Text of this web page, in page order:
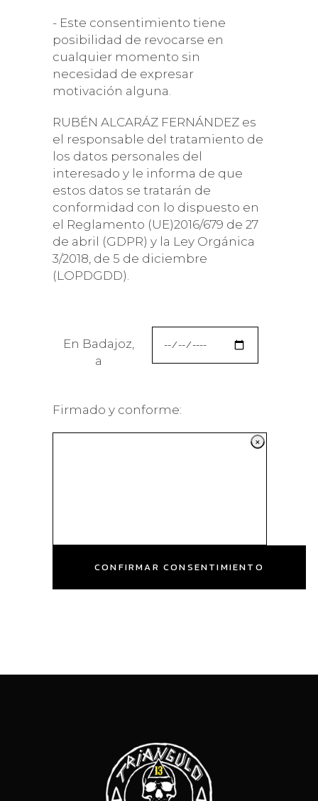
- Este consentimiento tiene
posibilidad de revocarse en
cualquier momento sin
necesidad de expresar
motivación alguna.
RUBÉN ALCARÁZ FERNÁNDEZ es
el responsable del tratamiento de
los datos personales del
interesado y le informa de que
estos datos se tratarán de
conformidad con lo dispuesto en
el Reglamento (UE)2016/679 de 27
de abril (GDPR) y la Ley Orgánica
3/2018, de 5 de diciembre
(LOPDGDD).
En Badajoz,
a
Firmado y conforme: